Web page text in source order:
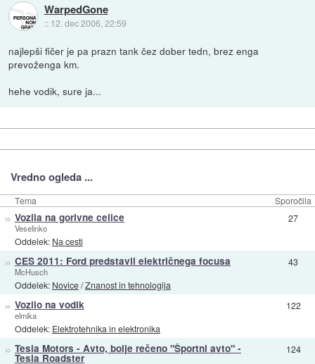
WarpedGone
:: 12. dec 2006, 22:59
najlepši fičer je pa prazn tank čez dober tedn, brez enga
prevoženga km.
hehe vodik, sure ja...
Vredno ogleda ...
Tema Sporočila
» Vozila na gorivne celice
Veselinko
Oddelek: Na cesti
27
» CES 2011: Ford predstavil električnega focusa
McHusch
Oddelek: Novice/Znanost in tehnologija
43
» Vozilo na vodik
elmika
Oddelek: Elektrotehnika in elektronika
122
» Tesla Motors - Avto, bolje rečeno "Športni avto" -
Tesla Roadster
124